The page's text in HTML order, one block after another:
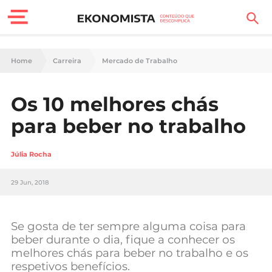
Finanças Pessoais
Carreira
Casa
Tecnologia
Negócios
Home Carreira Mercado de Trabalho
Os 10 melhores chás
para beber no trabalho
Júlia Rocha
29 Jun, 2018
Se gosta de ter sempre alguma coisa para
beber durante o dia, fique a conhecer os
melhores chás para beber no trabalho e os
respetivos benefícios.